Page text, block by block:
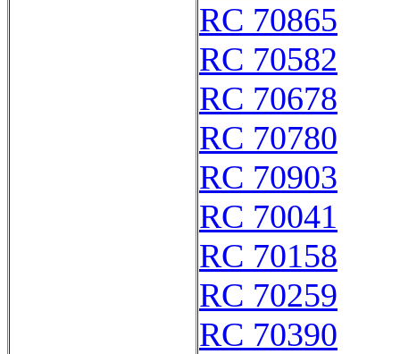
RC 70865
RC 70582
RC 70678
RC 70780
RC 70903
RC 70041
RC 70158
RC 70259
RC 70390